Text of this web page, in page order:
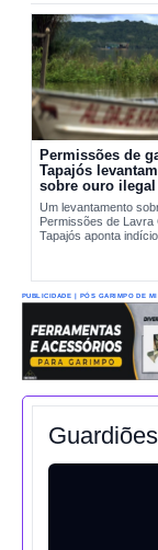
Permissões de
Tapajós
sobre ouro ilegal
contaminação
Um levantamento
Permissões de Lavra
Tapajós aponta
amplia preocupações
PUBLICIDADE | PÓS GARIMPO DE